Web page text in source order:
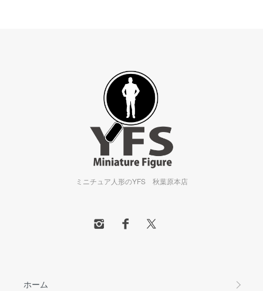
ミニチュア人形のYFS 秋葉原本店
ホーム